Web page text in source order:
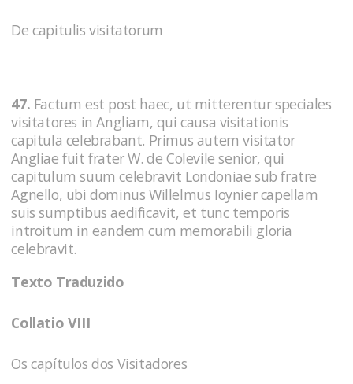
De capitulis visitatorum
47. Factum est post haec, ut mitterentur speciales
visitatores in Angliam, qui causa visitationis
capitula celebrabant. Primus autem visitator
Angliae fuit frater W. de Colevile senior, qui
capitulum suum celebravit Londoniae sub fratre
Agnello, ubi dominus Willelmus Ioynier capellam
suis sumptibus aedificavit, et tunc temporis
introitum in eandem cum memorabili gloria
celebravit.
Texto Traduzido
Collatio VIII
Os capítulos dos Visitadores